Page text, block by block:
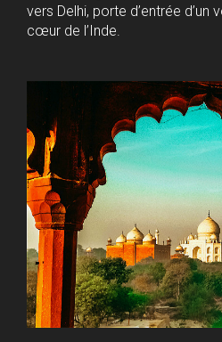
vers Delhi, porte d’entrée d’un
cœur de l’Inde.